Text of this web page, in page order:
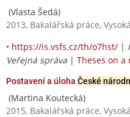
(Vlasta Šedá)
2013, Bakalářská práce,
• https://is.vsfs.cz/th/o7hst/ |
Veřejná správa | Theses on
Postavení a úloha České
(Martina Koutecká)
2015, Bakalářská práce,